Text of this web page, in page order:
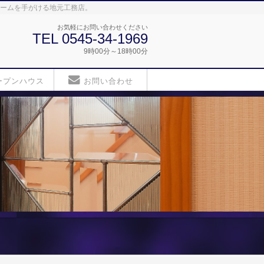
ムを手がける地元工務店。
お気軽にお問い合わせください
TEL 0545-34-1969
9時00分～18時00分
プンハウス お問い合わせ